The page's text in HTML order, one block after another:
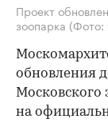
Проект
зоопарка (Фото:
обновления
Московского
на